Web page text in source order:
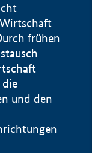
frühen
und den